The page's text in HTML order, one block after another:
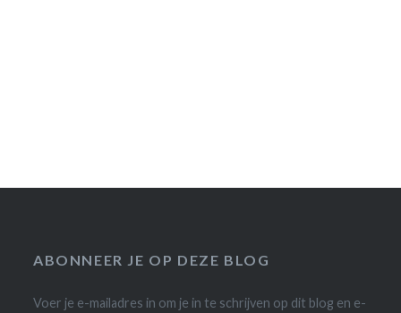
ABONNEER JE OP DEZE BLOG
Voer je e-mailadres in om je in te schrijven op dit blog en e-